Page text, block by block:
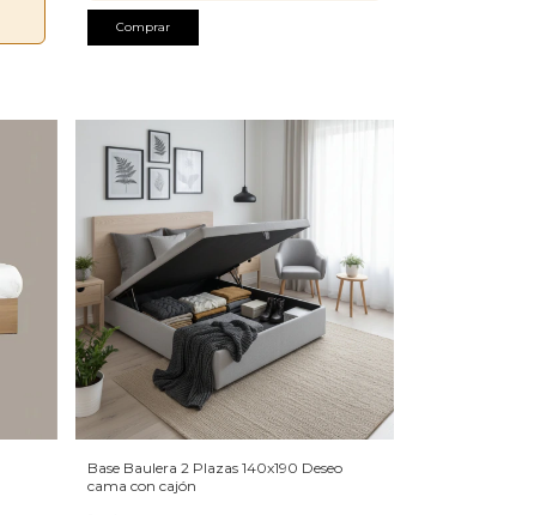
Comprar
Base Baulera 2 Plazas 140x190 Deseo
cama con cajón